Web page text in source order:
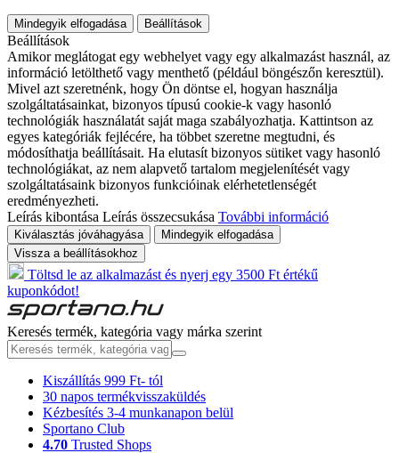
Mindegyik elfogadása Beállítások
Beállítások
Amikor meglátogat egy webhelyet vagy egy alkalmazást használ, az
információ letölthető vagy menthető (például böngészőn keresztül).
Mivel azt szeretnénk, hogy Ön döntse el, hogyan használja
szolgáltatásainkat, bizonyos típusú cookie-k vagy hasonló
technológiák használatát saját maga szabályozhatja. Kattintson az
egyes kategóriák fejlécére, ha többet szeretne megtudni, és
módosíthatja beállításait. Ha elutasít bizonyos sütiket vagy hasonló
technológiákat, az nem alapvető tartalom megjelenítését vagy
szolgáltatásaink bizonyos funkcióinak elérhetetlenségét
eredményezheti.
Leírás kibontása Leírás összecsukása További információ
Kiválasztás jóváhagyása
Mindegyik elfogadása
Vissza a beállításokhoz
Töltsd le az alkalmazást és nyerj egy 3500 Ft értékű
kuponkódot!
Keresés termék, kategória vagy márka szerint
Kiszállítás 999 Ft- tól
30 napos termékvisszaküldés
Kézbesítés 3-4 munkanapon belül
Sportano Club
4.70 Trusted Shops